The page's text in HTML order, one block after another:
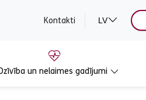
Kontakti LV
Dzīvība un nelaimes gadījumi